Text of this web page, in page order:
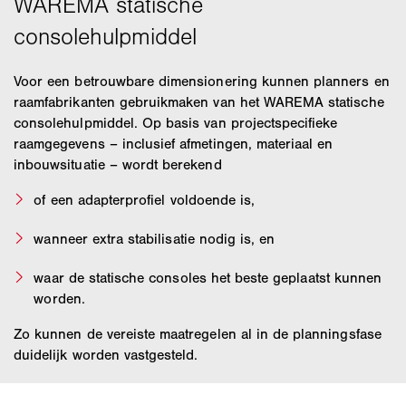
Voor een betrouwbare dimensionering kunnen planners en
raamfabrikanten gebruikmaken van het WAREMA statische
consolehulpmiddel. Op basis van projectspecifieke
raamgegevens – inclusief afmetingen, materiaal en
inbouwsituatie – wordt berekend
of een adapterprofiel voldoende is,
wanneer extra stabilisatie nodig is, en
waar de statische consoles het beste geplaatst kunnen
worden.
Zo kunnen de vereiste maatregelen al in de planningsfase
duidelijk worden vastgesteld.